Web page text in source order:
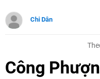
Chi Dân
Công